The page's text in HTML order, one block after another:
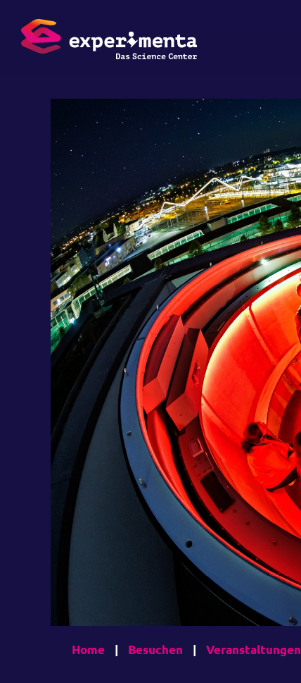
Home | Besuchen | Veranstaltungen